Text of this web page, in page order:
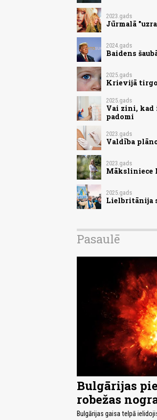
2023.gads
Jūrmalā
2024.gads
Baidens
2025.gads
Krievijā
2025.gads
Vai zini, kad
padomi
2023.gads
Valdība
2023.gads
Māksliniece
2025.gads
Lielbritānija
Pasaulē
Bulgārijas
robežas
Bulgārijas gaisa telpā